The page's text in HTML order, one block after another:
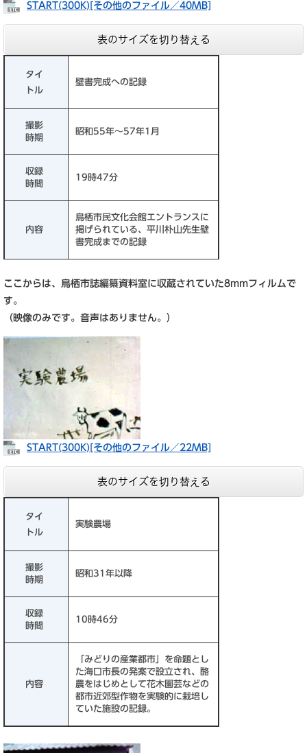
START(300K)[その他のファイル／40MB]
表のサイズを切り替える
タイ
トル
壁書完成への記録
撮影
時期
昭和55年～57年1月
収録
時間
19時47分
内容
鳥栖市民文化会館エントランスに
掲げられている、平川朴山先生壁
書完成までの記録
ここからは、鳥栖市誌編纂資料室に収蔵されていた8mmフィルムで
す。
（映像のみです。音声はありません。）
START(300K)[その他のファイル／22MB]
表のサイズを切り替える
タイ
トル
実験農場
撮影
時期
昭和31年以降
収録
時間
10時46分
内容
「みどりの産業都市」を命題とし
た海口市長の発案で設立され、酪
農をはじめとして花木園芸などの
都市近郊型作物を実験的に栽培し
ていた施設の記録。